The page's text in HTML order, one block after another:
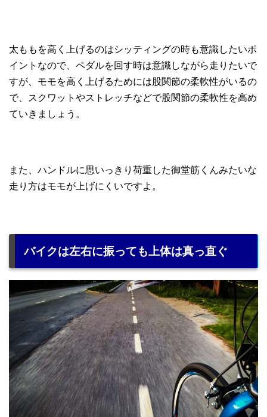
太ももを高く上げるのはシッティングの時も意識したいポ
イントなので、ペダルを回す時は意識しながら走りたいで
すが、モモを高く上げるためには股関節の柔軟性がいるの
で、スクワットやストレッチなどで股関節の柔軟性を高め
ていきましょう。
また、ハンドルに思いっきり荷重した御堂筋くんみたいな
走り方はモモが上げにくいですよ。
バイクは左右に振っても上体は真っ直ぐ